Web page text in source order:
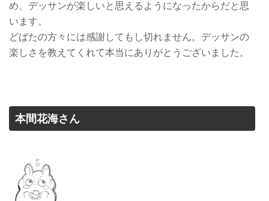
め、デッサンが楽しいと思えるようになったからだと思
います。
どばたの方々には感謝してもし切れません。デッサンの
楽しさを教えてくれて本当にありがとうございました。
本間花海さん